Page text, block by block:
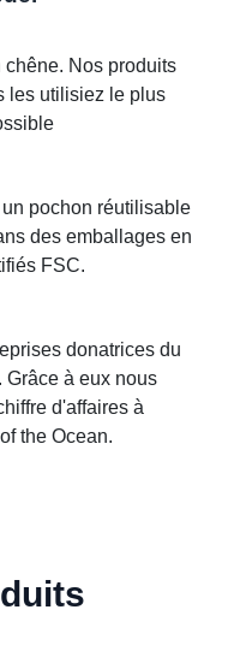
chêne. Nos produits
les utilisiez le plus
pochon réutilisable
des emballages en
FSC.
donatrices du
Grâce à eux nous
d'affaires à
the Ocean.